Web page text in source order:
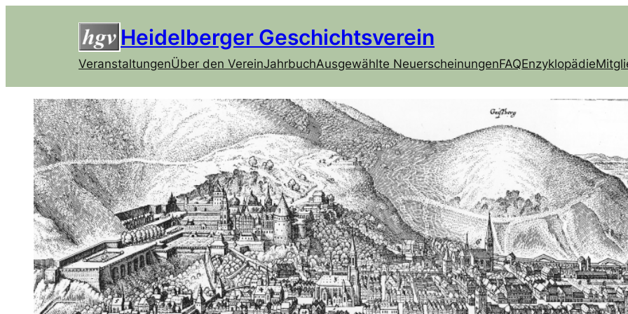
Heidelberger Geschichtsverein
VeranstaltungenÜber den VereinJahrbuchAusgewählte NeuerscheinungenFAQEnzyklopädie